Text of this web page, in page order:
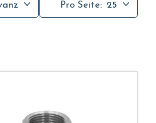
in der die Ventile installiert
Pro Seite: 25